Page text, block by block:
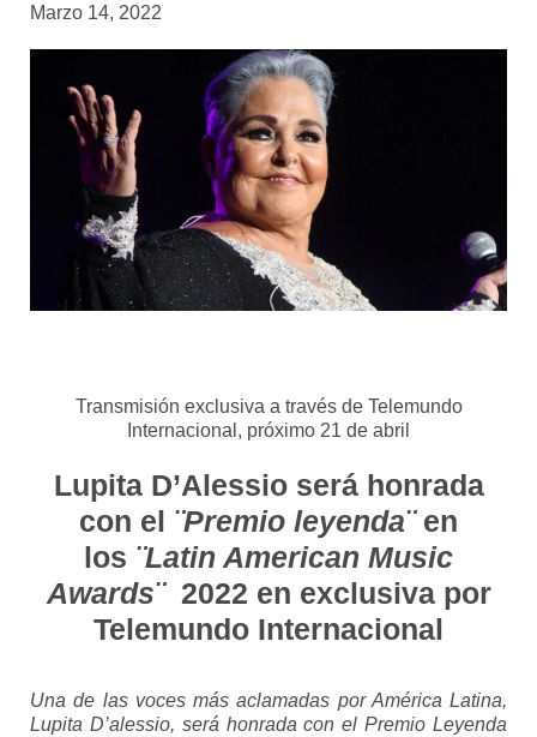
Marzo 14, 2022
Transmisión exclusiva a través de Telemundo
Internacional, próximo 21 de abril
Lupita D’Alessio será honrada
con el ¨Premio leyenda¨en
los ¨Latin American Music
Awards¨ 2022 en exclusiva por
Telemundo Internacional
Una de las voces más aclamadas por América Latina,
Lupita D’alessio, será honrada con el Premio Leyenda